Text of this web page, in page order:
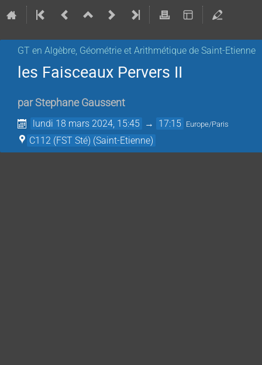
GT en Algèbre, Géométrie et Arithmétique de Saint-Etienne
les Faisceaux Pervers II
par Stephane Gaussent
lundi 18 mars 2024, 15:45 → 17:15 Europe/Paris
C112 (FST Sté) (Saint-Etienne)